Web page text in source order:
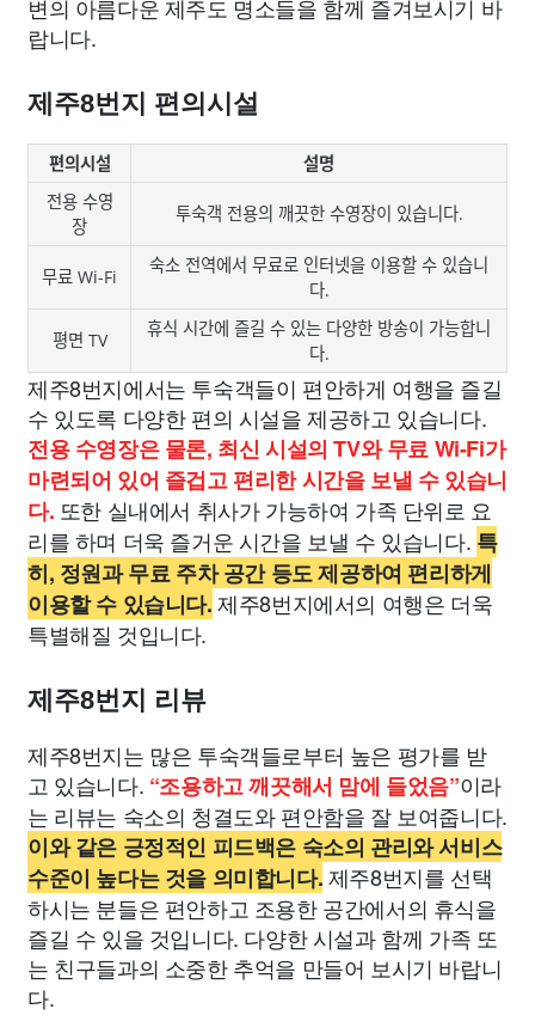
변의 아름다운 제주도 명소들을 함께 즐겨보시기 바
랍니다.
제주8번지 편의시설
편의시설
설명
전용 수영
장
투숙객 전용의 깨끗한 수영장이 있습니다.
무료 Wi-Fi
숙소 전역에서 무료로 인터넷을 이용할 수 있습니
다.
평면 TV
휴식 시간에 즐길 수 있는 다양한 방송이 가능합니
다.
제주8번지에서는 투숙객들이 편안하게 여행을 즐길
수 있도록 다양한 편의 시설을 제공하고 있습니다.
전용 수영장은 물론, 최신 시설의 TV와 무료 Wi-Fi가
마련되어 있어 즐겁고 편리한 시간을 보낼 수 있습니
다. 또한 실내에서 취사가 가능하여 가족 단위로 요
리를 하며 더욱 즐거운 시간을 보낼 수 있습니다. 특
히, 정원과 무료 주차 공간 등도 제공하여 편리하게
이용할 수 있습니다.제주8번지에서의 여행은 더욱
특별해질 것입니다.
제주8번지 리뷰
제주8번지는 많은 투숙객들로부터 높은 평가를 받
고 있습니다. “조용하고 깨끗해서 맘에 들었음”이라
는 리뷰는 숙소의 청결도와 편안함을 잘 보여줍니다.
이와 같은 긍정적인 피드백은 숙소의 관리와 서비스
수준이 높다는 것을 의미합니다.제주8번지를 선택
하시는 분들은 편안하고 조용한 공간에서의 휴식을
즐길 수 있을 것입니다. 다양한 시설과 함께 가족 또
는 친구들과의 소중한 추억을 만들어 보시기 바랍니
다.